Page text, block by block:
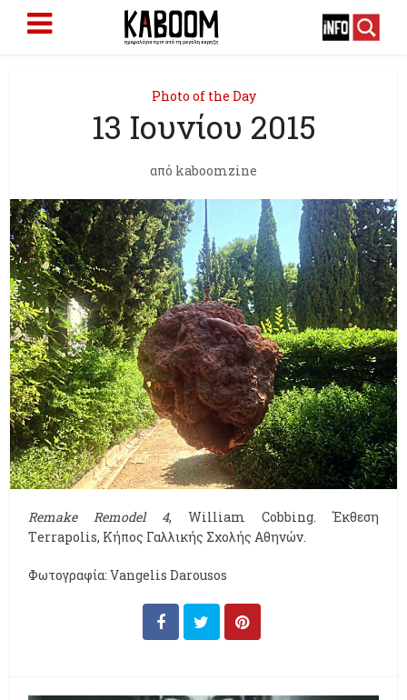
Photo of the Day
13 Ioυνίου 2015
από kaboomzine
Remake Remodel 4, William Cobbing. Έκθεση
Τerrapolis, Κήπος Γαλλικής Σχολής Αθηνών.
Φωτογραφία: Vangelis Darousos